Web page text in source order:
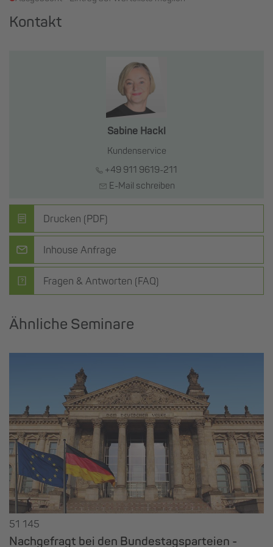
Kontakt
Sabine Hackl
Kundenservice
+49 911 9619-211
E-Mail schreiben
Drucken (PDF)
Inhouse Anfrage
Fragen & Antworten (FAQ)
Ähnliche Seminare
51 145
Nachgefragt bei den Bundestagsparteien -